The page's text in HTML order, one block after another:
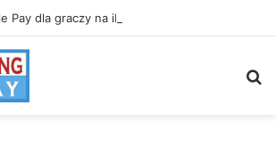
Pay dla graczy na iPhone